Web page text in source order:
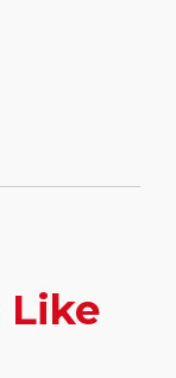
Like